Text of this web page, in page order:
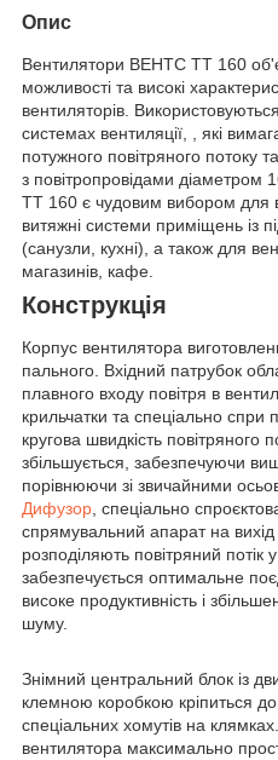
Опис
Вентилятори ВЕНТС ТТ 160
можливості та високі
вентиляторів.
системах вентиляції, , які
потужного повітряного потоку
з повітропровідами
ТТ 160 є чудовим вибором для
витяжні системи приміщень із
(санузли, кухні), а також для
магазинів, кафе.
Конструкція
Корпус вентилятора
пального. Вхідний патрубок
плавного входу повітря в
крильчатки та спеціально
кругова швидкість повітряного
збільшується, забезпечуючи
порівнюючи зі звичайними
Дифузор, спеціально
спрямувальний апарат на
розподіляють повітряний потік
забезпечується оптимальне
високе продуктивність і
шуму.
Знімний центральний блок із
клемною коробкою кріпиться
спеціальних хомутів на
вентилятора максимально